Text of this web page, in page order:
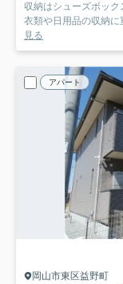
収納はシューズボック
衣類や日用品の収納
見る
アパート
岡山市東区益野町